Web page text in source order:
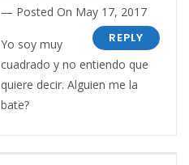
Posted On May 17, 2017
REPLY
Yo soy muy
cuadrado y no entiendo que
quiere decir. Alguien me la
bate?